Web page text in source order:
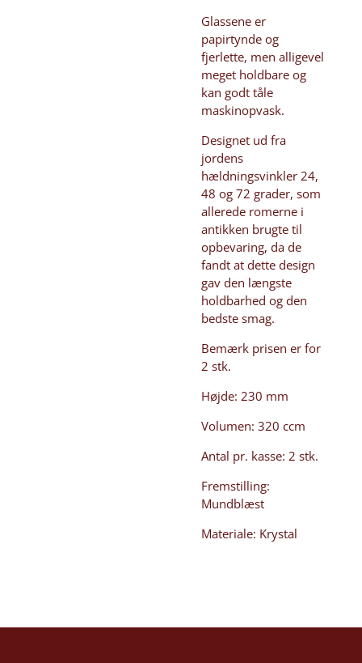
Glassene er
papirtynde og
fjerlette, men alligevel
meget holdbare og
kan godt tåle
maskinopvask.
Designet ud fra
jordens
hældningsvinkler 24,
48 og 72 grader, som
allerede romerne i
antikken brugte til
opbevaring, da de
fandt at dette design
gav den længste
holdbarhed og den
bedste smag.
Bemærk prisen er for
2 stk.
Højde: 230 mm
Volumen: 320 ccm
Antal pr. kasse: 2 stk.
Fremstilling:
Mundblæst
Materiale: Krystal